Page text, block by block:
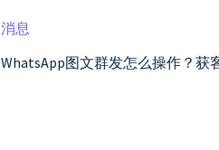
消息
WhatsApp图文群发怎么操作？获